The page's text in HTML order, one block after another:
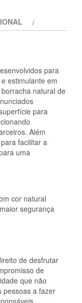
para
estimulante em
natural de
para
Além
facilitar a
uma
cor natural
segurança
de desfrutar
de
que não
pessoas a fazer